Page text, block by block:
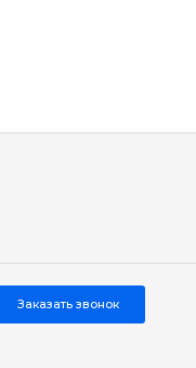
Заказать звонок